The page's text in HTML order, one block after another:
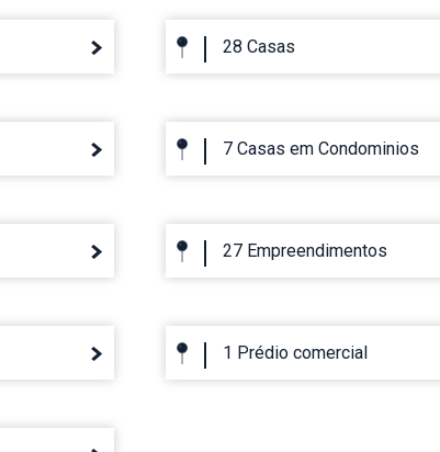
28 Casas
7 Casas em Condominios
27 Empreendimentos
1 Prédio comercial